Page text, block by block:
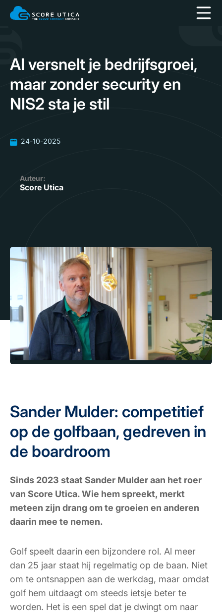
AI versnelt je bedrijfsgroei,
maar zonder security en
NIS2 sta je stil
24-10-2025
Auteur:
Score Utica
Sander Mulder: competitief
op de golfbaan, gedreven in
de boardroom
Sinds 2023 staat Sander Mulder aan het roer
van Score Utica. Wie hem spreekt, merkt
meteen zijn drang om te groeien en anderen
daarin mee te nemen.
Golf speelt daarin een bijzondere rol. Al meer
dan 25 jaar staat hij regelmatig op de baan. Niet
om te ontsnappen aan de werkdag, maar omdat
golf hem uitdaagt om steeds ietsje beter te
worden. Het is een spel dat je dwingt om naar